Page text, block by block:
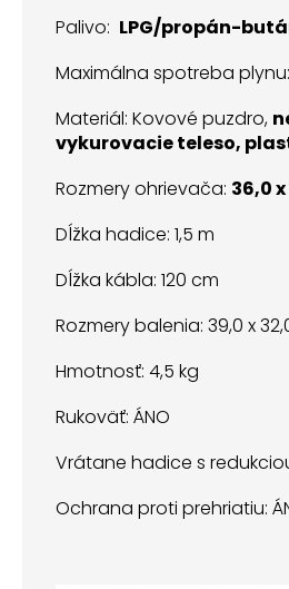
Palivo: LPG/propán-
Maximálna spotreba
Materiál: Kovové puzdro,
vykurovacie teleso,
Rozmery ohrievača: 36,0 x
Dĺžka hadice: 1,5 m
Dĺžka kábla: 120 cm
Rozmery balenia: 39,0 x
Hmotnosť: 4,5 kg
Rukoväť: ÁNO
Vrátane hadice s
Ochrana proti prehriatiu: